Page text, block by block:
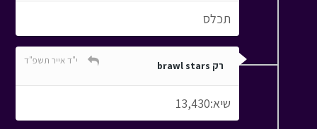
תכלס
רק brawl stars י"ד אייר תשפ"ד
שיא:13,430